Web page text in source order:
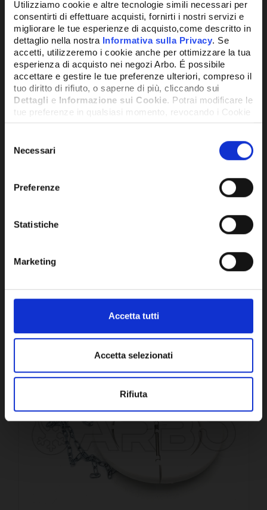
Utilizziamo cookie e altre tecnologie simili necessari per
consentirti di effettuare acquisti, fornirti i nostri servizi e
migliorare le tue esperienze di acquisto,come descritto in
dettaglio nella nostra Informativa sulla Privacy. Se
accetti, utilizzeremo i cookie anche per ottimizzare la tua
esperienza di acquisto nei negozi Arbo. É possibile
accettare e gestire le tue preferenze ulteriori, compreso il
tuo diritto di rifiuto, o saperne di più, cliccando sui
Dettagli e Informazione sui Cookie. Potrai modificare le
tue preferenze in qualsiasi momento, revocando i Cookie
precedentemente autorizzati, direttamente dalle
delNecessari
Preferenze
Statistiche
Marketing
Accetta tutti
Accetta selezionati
Rifiuta
SKU:5012968
73,83€
DISPONIBILE